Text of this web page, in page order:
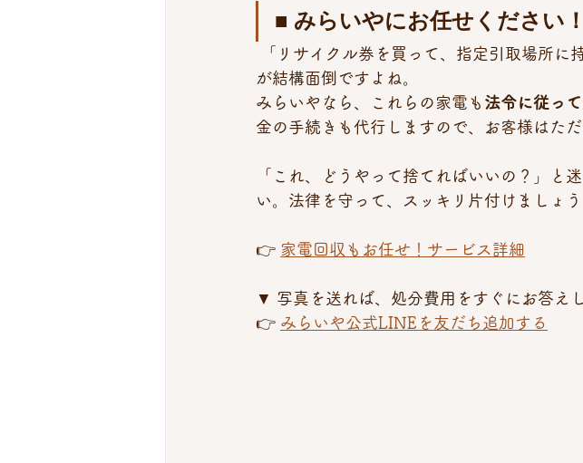
■ みらいやにお任せください！
が結構面倒ですよね。
みらいやなら、これらの家電も 法令に従っ
金の手続きも代行しますので、お客様はた
「これ、どうやって捨てればいいの？」と
い。法律を守って、スッキリ片付けましょう
👉 家電回収もお任せ！サービス詳細
▼ 写真を送れば、処分費用をすぐにお答え
👉 みらいや公式LINEを友だち追加する